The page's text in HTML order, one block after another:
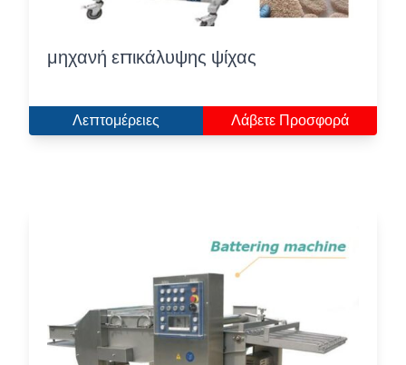
μηχανή επικάλυψης ψίχας
Λεπτομέρειες Λάβετε Προσφορά